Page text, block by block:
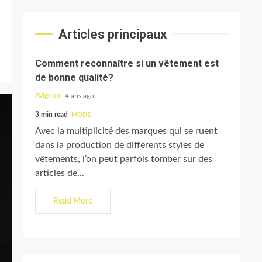
Articles principaux
Comment reconnaître si un vêtement est
de bonne qualité?
Avignon 4 ans ago
3 min read MODE
Avec la multiplicité des marques qui se ruent
dans la production de différents styles de
vêtements, l’on peut parfois tomber sur des
articles de...
Read More